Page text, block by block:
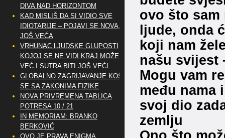
ovo što
ljude, onda
koji nam
našu svijest
Mogu vam
među nama
svoj dio
zemlju
DIVA NAD HORIZONTOM
KAD MISLIŠ DA SI VIDIO SVE
IDIOTARIJE – POJAVI SE NOVA,..
JOŠ VEĆA
VRHUNAC LJUDSKE GLUPOSTI
KOJOJ SE NE VIDI KRAJ MOŽE
VEĆ I SUTRA BITI JOŠ VEĆI
GLOBALNO ZAGRIJAVANJE KOSI
SE SA ZAKONIMA FIZIKE
NOVA PRIVREMENA TABLICA
POTRESA 10 / 21
IN MEMORIAM: BRANKO
BERKOVIĆ
OVO JE PRAVA ENIGMA